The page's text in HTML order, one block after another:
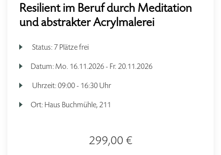
Resilient im Beruf durch Meditation
und abstrakter Acrylmalerei
Status: 7 Plätze frei
Datum: Mo. 16.11.2026 - Fr. 20.11.2026
Uhrzeit:09:00 - 16:30 Uhr
Ort: Haus Buchmühle, 211
299,00 €